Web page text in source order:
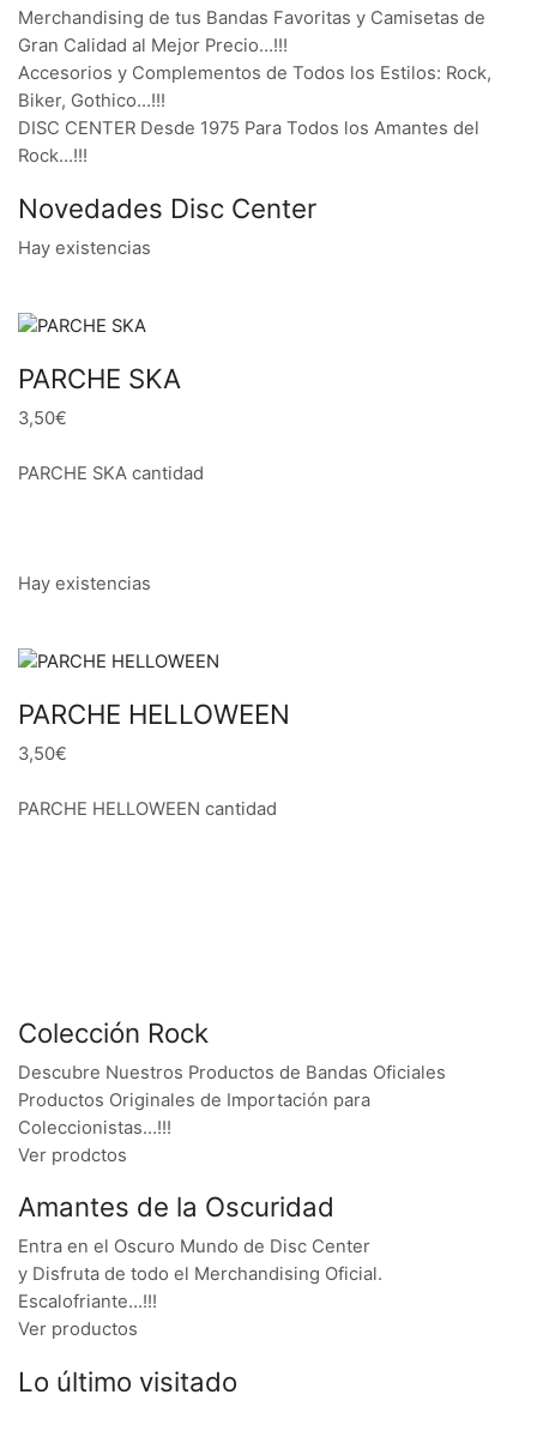
Merchandising de tus Bandas Favoritas y Camisetas de
Gran Calidad al Mejor Precio…!!!
Accesorios y Complementos de Todos los Estilos: Rock,
Biker, Gothico…!!!
DISC CENTER Desde 1975 Para Todos los Amantes del
Rock…!!!
Novedades Disc Center
Hay existencias
PARCHE SKA
3,50€
PARCHE SKA cantidad
Hay existencias
PARCHE HELLOWEEN
3,50€
PARCHE HELLOWEEN cantidad
Colección Rock
Descubre Nuestros Productos de Bandas Oficiales
Productos Originales de Importación para
Coleccionistas…!!!
Ver prodctos
Amantes de la Oscuridad
Entra en el Oscuro Mundo de Disc Center
y Disfruta de todo el Merchandising Oficial.
Escalofriante…!!!
Ver productos
Lo último visitado